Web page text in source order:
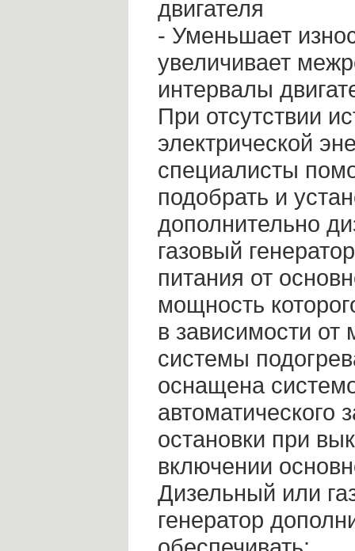
двигателя
- Уменьшает
увеличивает
интервалы
При отсутствии
электрической
специалисты
подобрать и
дополнительно
газовый
питания от
мощность
в зависимости от
системы
оснащена
автоматического
остановки при
включении
Дизельный или
генератор